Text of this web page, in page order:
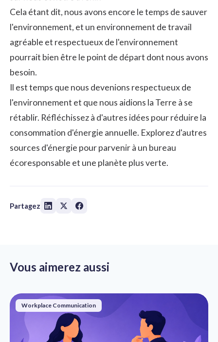
Cela étant dit, nous avons encore le temps de sauver
l'environnement, et un environnement de travail
agréable et respectueux de l'environnement
pourrait bien être le point de départ dont nous avons
besoin.
Il est temps que nous devenions respectueux de
l'environnement et que nous aidions la Terre à se
rétablir. Réfléchissez à d'autres idées pour réduire la
consommation d'énergie annuelle. Explorez d'autres
sources d'énergie pour parvenir à un bureau
écoresponsable et une planète plus verte.
Partagez
Vous aimerez aussi
Workplace Communication